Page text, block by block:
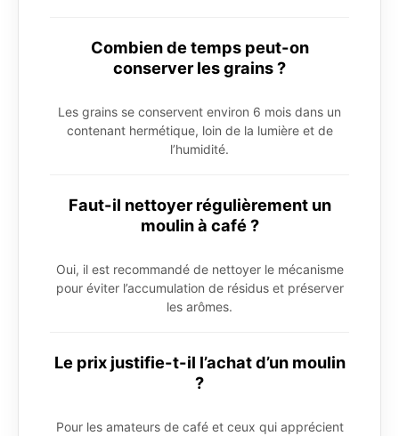
Combien de temps peut-on
conserver les grains ?
Les grains se conservent environ 6 mois dans un
contenant hermétique, loin de la lumière et de
l’humidité.
Faut-il nettoyer régulièrement un
moulin à café ?
Oui, il est recommandé de nettoyer le mécanisme
pour éviter l’accumulation de résidus et préserver
les arômes.
Le prix justifie-t-il l’achat d’un moulin
?
Pour les amateurs de café et ceux qui apprécient